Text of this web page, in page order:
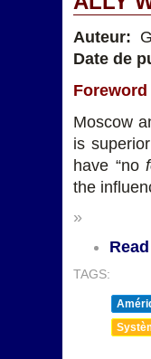
Auteur:
Date de
Foreword
Moscow
is
have “no
the
»
TAGS: